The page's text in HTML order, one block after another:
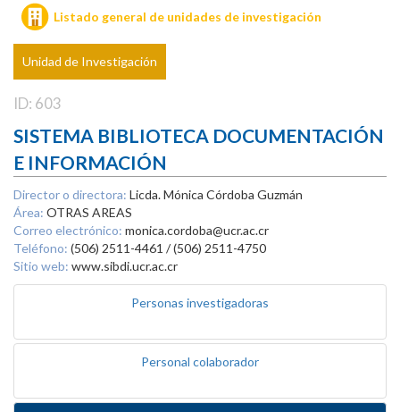
Listado general de unidades de investigación
Unidad de Investigación
ID: 603
SISTEMA BIBLIOTECA DOCUMENTACIÓN
E INFORMACIÓN
Director o directora: Licda. Mónica Córdoba Guzmán
Área: OTRAS AREAS
Correo electrónico: monica.cordoba@ucr.ac.cr
Teléfono: (506) 2511-4461 / (506) 2511-4750
Sitio web: www.sibdi.ucr.ac.cr
Personas investigadoras
Personal colaborador